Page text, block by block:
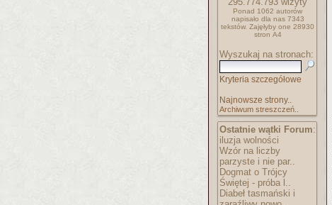
Ponad 1062 autorów
napisało dla nas 7343
tekstów. Zajęłyby one 28930
stron A4
Wyszukaj na stronach:
Kryteria szczegółowe
Najnowsze strony..
Archiwum streszczeń..
Ostatnie wątki Forum:
iluzja wolności
Wzór na liczby
parzyste i nie par..
Dogmat o Trójcy
Świętej - próba l..
Diabeł tasmański i